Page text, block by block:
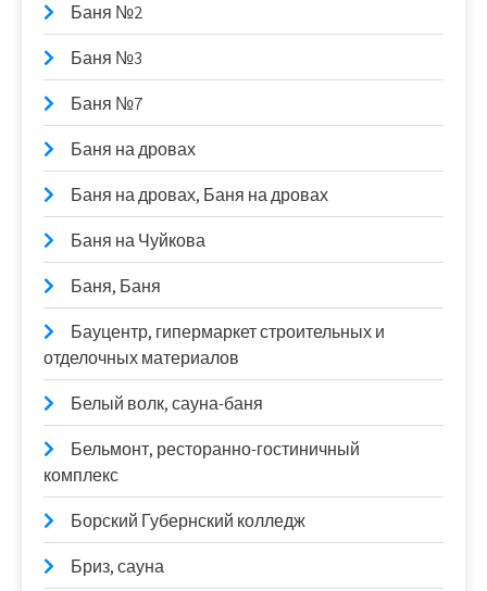
Баня №2
Баня №3
Баня №7
Баня на дровах
Баня на дровах, Баня на дровах
Баня на Чуйкова
Баня, Баня
Бауцентр, гипермаркет строительных и
отделочных материалов
Белый волк, сауна-баня
Бельмонт, ресторанно-гостиничный
комплекс
Борский Губернский колледж
Бриз, сауна